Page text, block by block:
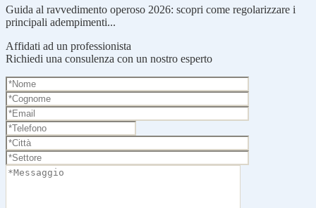
Guida al ravvedimento operoso 2026: scopri come regolarizzare i
principali adempimenti...
Affidati ad un professionista
Richiedi una consulenza con un nostro esperto